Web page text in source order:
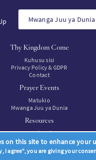
Mwanga Juu ya Dunia
Thy Kingdom Come
Kuhusu sisi
Privacy Policy & GDPR
Contact
Prayer Events
Matukio
Mwanga Juu ya Dunia
Resources
Rasilimal
Resources to buy
on this site to enhance your
I agree", you are giving your